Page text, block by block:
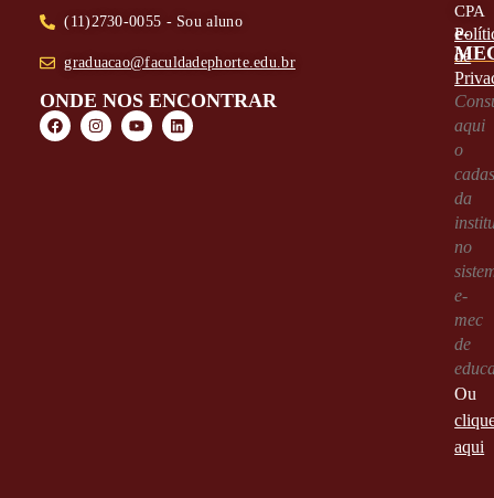
(11)2730-0055 - Sou aluno
graduacao@faculdadephorte.edu.br
ONDE NOS ENCONTRAR
CPA
e-
aqui
o
da
no
e-
mec
de
Ou
aqui
de